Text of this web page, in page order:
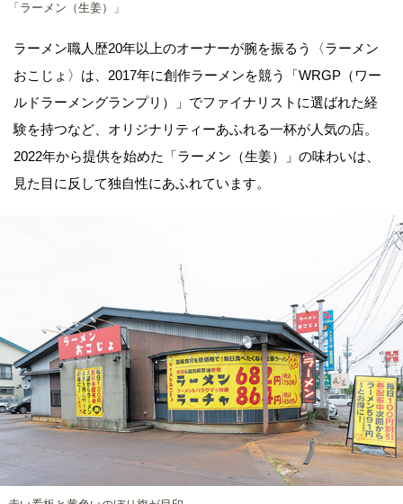
「ラーメン（生姜）」
ラーメン職人歴20年以上のオーナーが腕を振るう〈ラーメン
おこじょ〉は、2017年に創作ラーメンを競う「WRGP（ワー
ルドラーメングランプリ）」でファイナリストに選ばれた経
験を持つなど、オリジナリティーあふれる一杯が人気の店。
2022年から提供を始めた「ラーメン（生姜）」の味わいは、
見た目に反して独自性にあふれています。